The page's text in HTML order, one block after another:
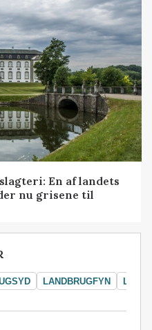
En af landets
nu grisene til
LANDBRUGFYN